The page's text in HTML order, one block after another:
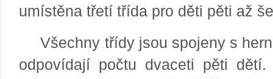
Fotogalerie MŠ
Informace o MŠ
umístěna třetí třída pro děti pěti až
Všechny třídy jsou spojeny s
odpovídají počtu dvaceti pěti